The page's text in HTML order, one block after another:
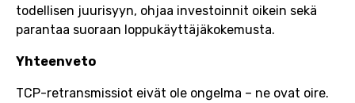
todellisen juurisyyn, ohjaa investoinnit oikein sekä
parantaa suoraan loppukäyttäjäkokemusta.
Yhteenveto
TCP-retransmissiot eivät ole ongelma – ne ovat oire.